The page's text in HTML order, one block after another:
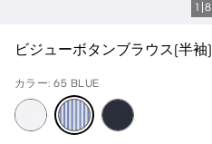
1 8
ビジューボタンブラウス(半袖)
カラー: 65 BLUE